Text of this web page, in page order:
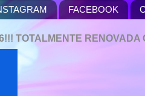
FACEBOOK
TOTALMENTE RENOVADA